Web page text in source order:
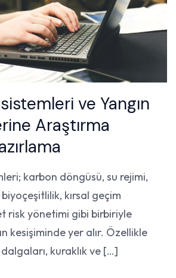
ve Yangın
Araştırma
karbon döngüsü, su rejimi,
kırsal geçim
risk yönetimi gibi birbiriyle
kesişiminde yer alır. Özellikle
kuraklık ve […]